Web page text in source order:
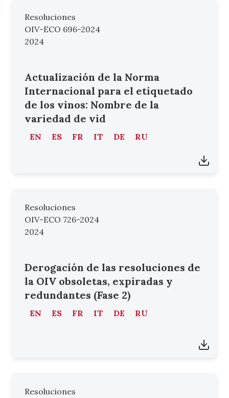
Resoluciones
OIV-ECO 696-2024
2024
Actualización de la Norma
Internacional para el etiquetado
de los vinos: Nombre de la
variedad de vid
EN ES FR IT DE RU
Resoluciones
OIV-ECO 726-2024
2024
Derogación de las resoluciones de
la OIV obsoletas, expiradas y
redundantes (Fase 2)
EN ES FR IT DE RU
Resoluciones